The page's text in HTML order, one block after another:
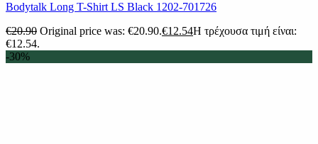
Bodytalk Long T-Shirt LS Black 1202-701726
€20.90 Original price was: €20.90.€12.54Η τρέχουσα τιμή είναι:
€12.54.
-30%